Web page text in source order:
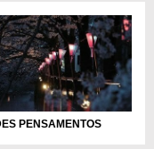
PENSAMENTOS